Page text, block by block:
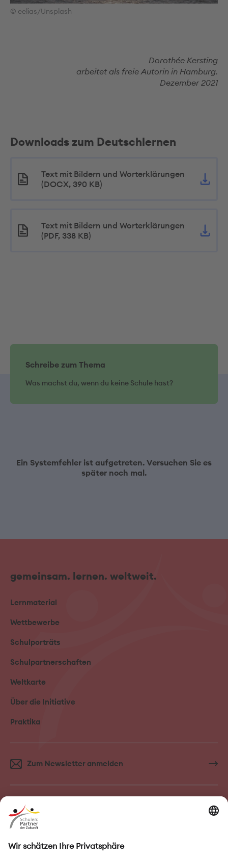
© eelias/Unsplash
Dorothée Kersting
arbeitet als freie Autorin in Hamburg.
Dezember 2021
Downloads zum Deutschlernen
Text mit Bildern und Worterklärungen
(DOCX, 390 KB)
Text mit Bildern und Worterklärungen
(PDF, 338 KB)
Schreibe zum Thema
Was machst du, wenn du keine Schule hast?
Ein Systemfehler ist aufgetreten. Versuchen Sie es
später noch mal.
gemeinsam. lernen. weltweit.
Lernmaterial
Wettbewerbe
Schulporträts
Schulpartnerschaften
Weltkarte
Über die Initiative
Praktika
Zum Newsletter anmelden
FAQ–Häufige Fragen Kontakt